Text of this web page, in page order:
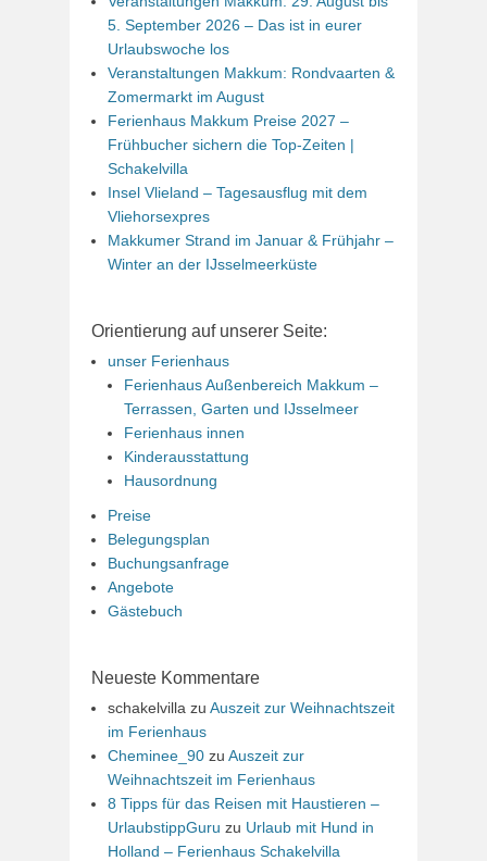
5. September 2026 – Das ist in eurer
Urlaubswoche los
Veranstaltungen Makkum: Rondvaarten &
Zomermarkt im August
Ferienhaus Makkum Preise 2027 –
Frühbucher sichern die Top-Zeiten |
Schakelvilla
Insel Vlieland – Tagesausflug mit dem
Vliehorsexpres
Makkumer Strand im Januar & Frühjahr –
Winter an der IJsselmeerküste
Orientierung auf unserer Seite:
unser Ferienhaus
Ferienhaus Außenbereich Makkum –
Terrassen, Garten und IJsselmeer
Ferienhaus innen
Kinderausstattung
Hausordnung
Preise
Belegungsplan
Buchungsanfrage
Angebote
Gästebuch
Neueste Kommentare
schakelvilla zu Auszeit zur Weihnachtszeit
im Ferienhaus
Cheminee_90 zu Auszeit zur
Weihnachtszeit im Ferienhaus
8 Tipps für das Reisen mit Haustieren –
UrlaubstippGuru zu Urlaub mit Hund in
Holland – Ferienhaus Schakelvilla